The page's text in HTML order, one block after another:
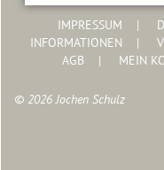
IMPRESSUM
INFORMATIONEN
AGB
MEIN
© 2026 Jochen Schulz